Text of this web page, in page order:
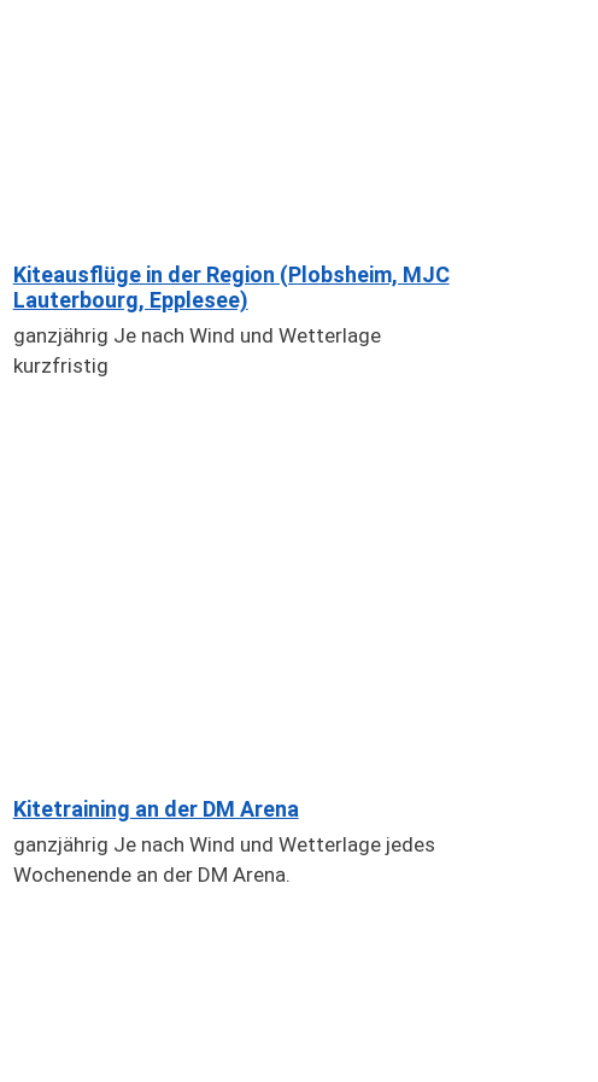
Kiteausflüge in der Region (Plobsheim, MJC
Lauterbourg, Epplesee)
ganzjährig Je nach Wind und Wetterlage
kurzfristig
Kitetraining an der DM Arena
ganzjährig Je nach Wind und Wetterlage jedes
Wochenende an der DM Arena.